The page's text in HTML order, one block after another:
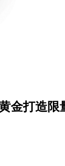
金打造限